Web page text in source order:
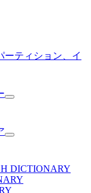
ーティション、イ
DICTIONARY